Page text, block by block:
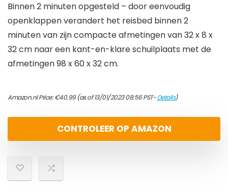
Binnen 2 minuten opgesteld – door eenvoudig
openklappen verandert het reisbed binnen 2
minuten van zijn compacte afmetingen van 32 x 8 x
32 cm naar een kant-en-klare schuilplaats met de
afmetingen 98 x 60 x 32 cm.
Amazon.nl Price:€40.99(as of 13/01/2023 08:56 PST-Details)
CONTROLEER OP AMAZON